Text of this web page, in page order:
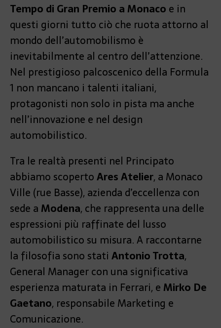
Tempo di Gran Premio a Monaco e in
questi giorni tutto ciò che ruota attorno al
mondo dell’automobilismo è
inevitabilmente al centro dell’attenzione.
Nel prestigioso palcoscenico della Formula
1 non mancano i talenti italiani,
protagonisti non solo in pista ma anche
nell’innovazione e nel design
automobilistico.
Tra le realtà presenti nel Principato
abbiamo scopertoAres Atelier, a Monaco
Ville (rue Basse), azienda d’eccellenza con
sede a Modena, che rappresenta una delle
espressioni più raffinate del lusso
automobilistico su misura. A raccontarne
la filosofia sono stati Antonio Trotta,
General Manager con una significativa
esperienza maturata in Ferrari, e Mirko De
Gaetano, responsabile Marketing e
Comunicazione.